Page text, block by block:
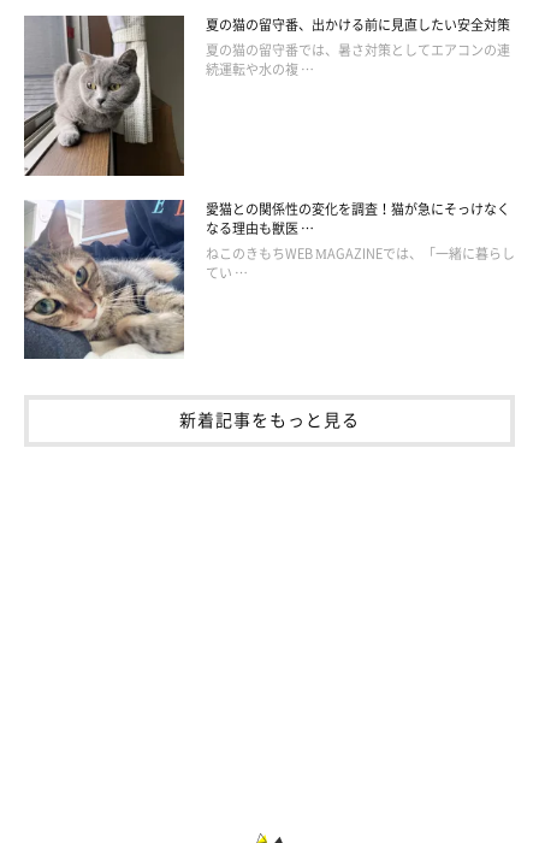
猫との鼻チュー 衛生面には注意を！
かわいい鼻チューですが、感染症の面から見ると注意が必要 で
す。飼い主さんは、衛生面には充分気をつけましょう！
@kouutaren、@cat.mey.yuki
@chikakonta）
夏の猫の留守番、出かける前に見直したい安全対策
夏の猫の留守番では、暑さ対策としてエアコンの連
続運転や水の複 …
愛猫との関係性の変化を調査！猫が急にそっけなく
なる理由も獣医 …
ねこのきもちWEB MAGAZINEでは、「一緒に暮らし
てい …
新着記事をもっと見る